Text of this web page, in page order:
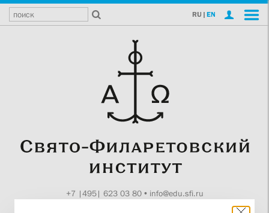
RU | EN
+7 |495| 623 03 80• info@edu.sfi.ru